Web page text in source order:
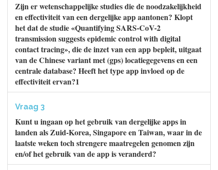
Zijn er wetenschappelijke studies die de noodzakelijkheid
en effectiviteit van een dergelijke app aantonen? Klopt
het dat de studie «Quantifying SARS-CoV-2
transmission suggests epidemic control with digital
contact tracing», die de inzet van een app bepleit, uitgaat
van de Chinese variant met (gps) locatiegegevens en een
centrale database? Heeft het type app invloed op de
effectiviteit ervan?1
Vraag 3
Kunt u ingaan op het gebruik van dergelijke apps in
landen als Zuid-Korea, Singapore en Taiwan, waar in de
laatste weken toch strengere maatregelen genomen zijn
en/of het gebruik van de app is veranderd?